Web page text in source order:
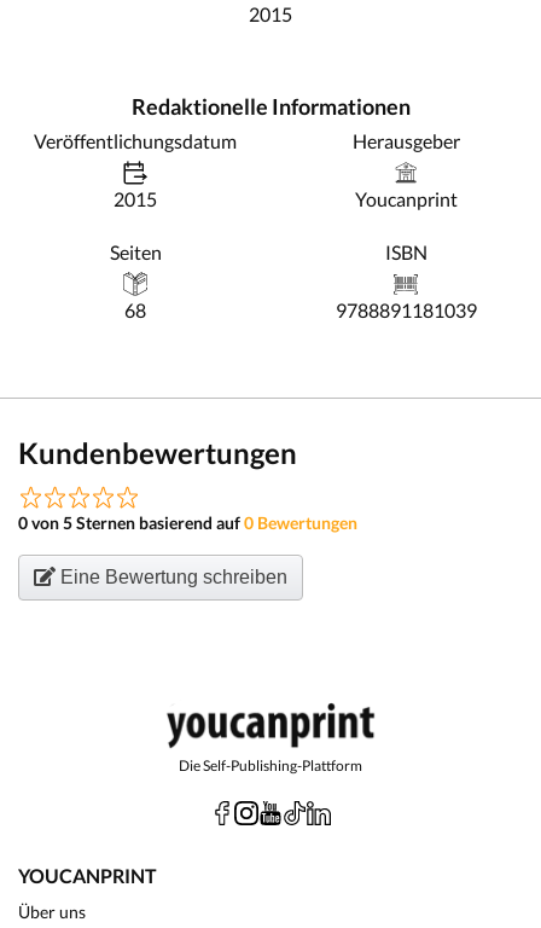
2015
Redaktionelle Informationen
Veröffentlichungsdatum
2015
Herausgeber
Youcanprint
Seiten
68
ISBN
9788891181039
Kundenbewertungen
0 von 5 Sternen basierend auf0 Bewertungen
Eine Bewertung schreiben
Die Self-Publishing-Plattform
YOUCANPRINT
Über uns